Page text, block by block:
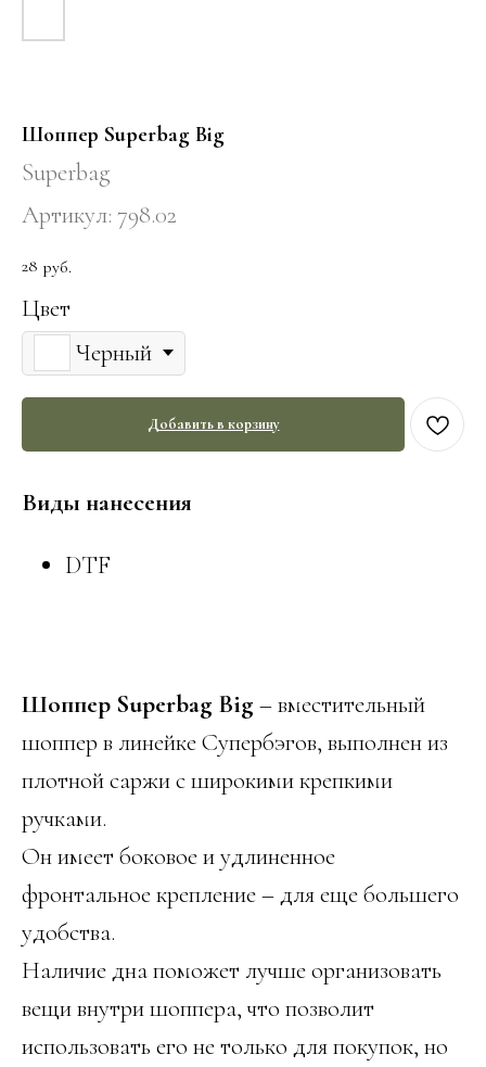
Шоппер Superbag Big
Superbag
Артикул: 798.02
28 руб.
Цвет
Черный
Добавить в корзину
Виды нанесения
DTF
Шоппер Superbag Big – вместительный
шоппер в линейке Супербэгов, выполнен из
плотной саржи с широкими крепкими
ручками.
Он имеет боковое и удлиненное
фронтальное крепление – для еще большего
удобства.
Наличие дна поможет лучше организовать
вещи внутри шоппера, что позволит
использовать его не только для покупок, но